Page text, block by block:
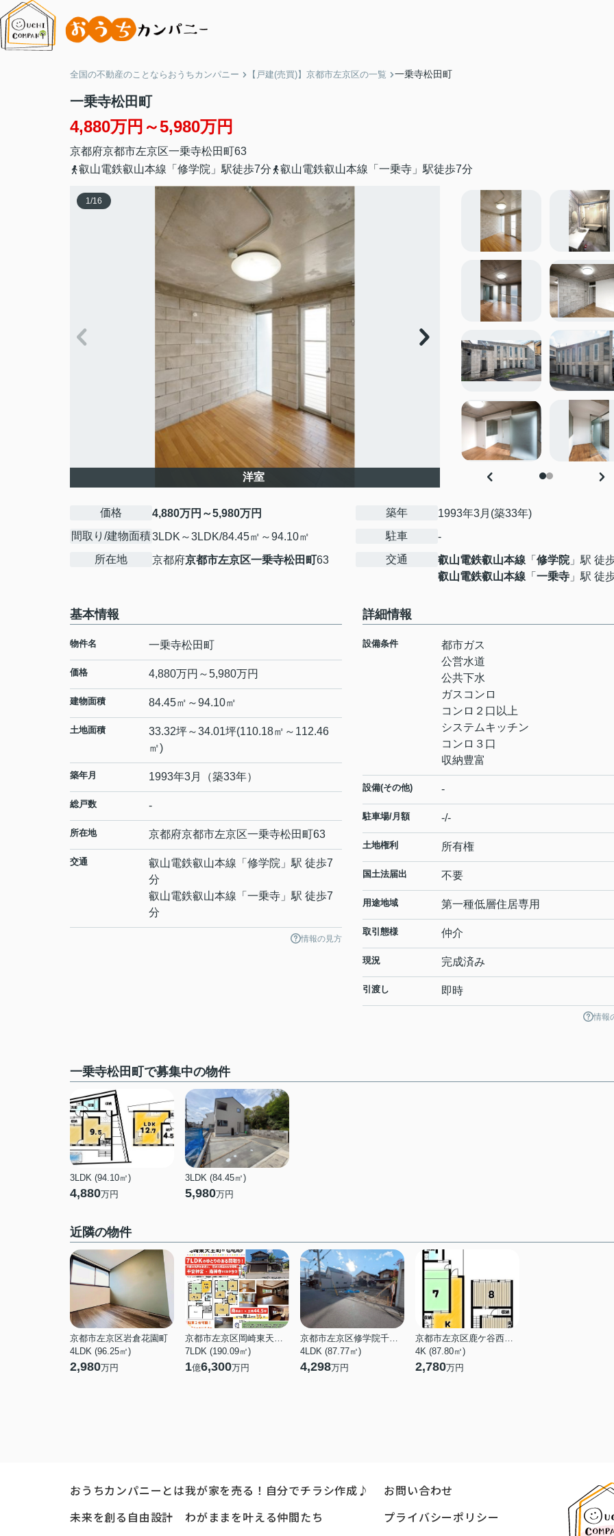
全国の不動産のことならおうちカンパニー 【戸建(売買)】京都市左京区の一覧 一乗寺松田町
一乗寺松田町
4,880万円～5,980万円
京都府京都市左京区一乗寺松田町63
叡山電鉄叡山本線「修学院」駅徒歩7分
叡山電鉄叡山本線「一乗寺」駅徒歩7分
1/16
洋室
価格
4,880万円～5,980万円
間取り/建物面積3LDK～3LDK/84.45㎡～94.10㎡
所在地
京都府京都市左京区一乗寺松田町63
築年
1993年3月(築33年)
駐車
-
交通
叡山電鉄叡山本線 「 修学院」駅 徒
叡山電鉄叡山本線 「 一乗寺 」駅 徒
基本情報
物件名 一乗寺松田町
価格 4,880万円～5,980万円
建物面積 84.45㎡～94.10㎡
土地面積
33.32坪～34.01坪(110.18㎡～112.46
㎡)
築年月 1993年3月（築33年）
総戸数 -
所在地 京都府京都市左京区一乗寺松田町63
交通 叡山電鉄叡山本線 「 修学院 」駅 徒歩7
分
叡山電鉄叡山本線 「 一乗寺 」駅 徒歩7
分
情報の見方
詳細情報
設備条件
都市ガス
公営水道
公共下水
ガスコンロ
コンロ２口以上
システムキッチン
コンロ３口
収納豊富
設備(その他) -
駐車場/月額 -/-
土地権利 所有権
国土法届出 不要
用途地域 第一種低層住居専用
取引態様 仲介
現況 完成済み
引渡し 即時
情報
一乗寺松田町で募集中の物件
3LDK (94.10㎡)
4,880万円
3LDK (84.45㎡)
5,980万円
近隣の物件
京都市左京区岩倉花園町
4LDK (96.25㎡)
2,980万円
京都市左京区岡崎東天王町
7LDK (190.09㎡)
1億6,300万円
京都市左京区修学院千万田町
4LDK (87.77㎡)
4,298万円
京都市左京区鹿ケ谷西寺ノ前町
4K (87.80㎡)
2,780万円
おうちカンパニーとは
未来を創る自由設計
我が家を売る！自分でチラシ作成♪
わがままを叶える仲間たち
お問い合わせ
プライバシーポリシー